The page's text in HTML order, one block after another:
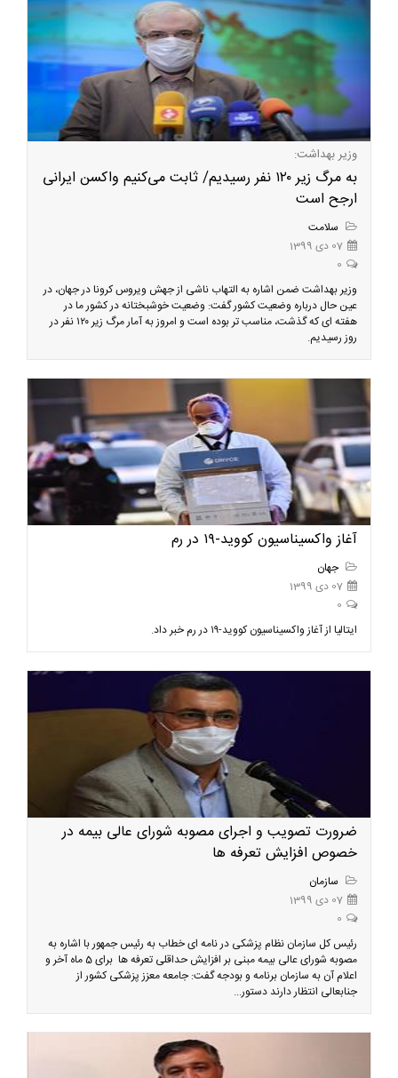
وزیر بهداشت:
به مرگ زیر ۱۲۰ نفر رسیدیم/ ثابت می‌کنیم واکسن ایرانی
ارجح است
سلامت
07 دی 1399
0
وزیر بهداشت ضمن اشاره به التهاب ناشی از جهش ویروس کرونا در جهان، در
عین حال درباره وضعیت کشور گفت: وضعیت خوشبختانه در کشور ما در
هفته ای که گذشت، مناسب تر بوده است و امروز به آمار مرگ زیر ۱۲۰ نفر در
روز رسیدیم.
آغاز واکسیناسیون کووید-۱۹ در رم
جهان
07 دی 1399
0
ایتالیا از آغاز واکسیناسیون کووید-۱۹ در رم خبر داد.
ضرورت تصویب و اجرای مصوبه شورای عالی بیمه در
خصوص افزایش تعرفه ها
سازمان
07 دی 1399
0
رئیس کل سازمان نظام پزشکی در نامه ای خطاب به رئیس جمهور با اشاره به
مصوبه شورای عالی بیمه مبنی بر افزایش حداقلی تعرفه ها برای 5 ماه آخر و
اعلام آن به سازمان برنامه و بودجه گفت: جامعه معزز پزشکی کشور از
جنابعالی انتظار دارند دستور...